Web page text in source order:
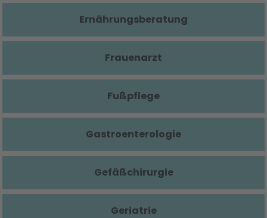
Ernährungsberatung
Frauenarzt
Fußpflege
Gastroenterologie
Gefäßchirurgie
Geriatrie